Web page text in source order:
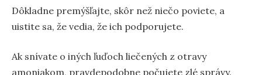
Dôkladne premýšľajte, skôr než niečo poviete, a
uistite sa, že vedia, že ich podporujete.
Ak snívate o iných ľuďoch liečených z otravy
amoniakom, pravdepodobne počujete zlé správy.